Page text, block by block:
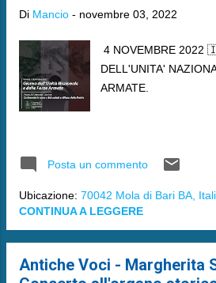
Di Mancio - novembre 03, 2022
4 NOVEMBRE 2022
DELL'UNITA'
ARMATE.
Posta un commento
Ubicazione: 70042 Mola di Bari BA,
CONTINUA A LEGGERE
Antiche Voci - Margherita